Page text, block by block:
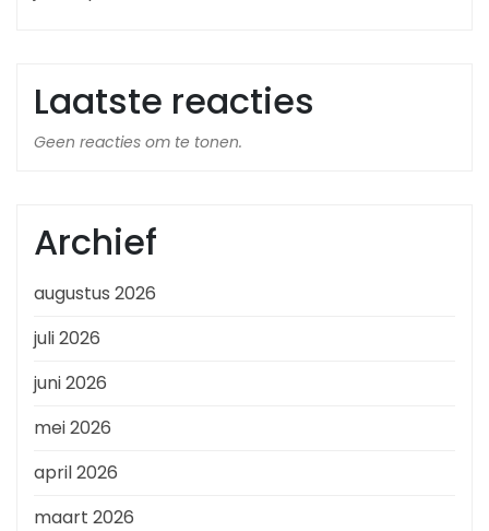
Laatste reacties
Geen reacties om te tonen.
Archief
augustus 2026
juli 2026
juni 2026
mei 2026
april 2026
maart 2026